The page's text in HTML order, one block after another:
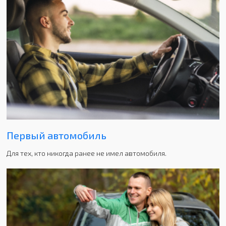
Первый автомобиль
Для тех, кто никогда ранее не имел автомобиля.